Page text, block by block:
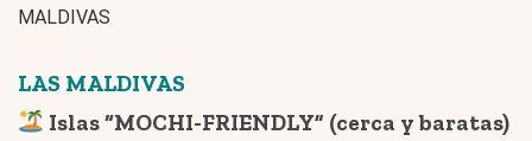
MALDIVAS
LAS MALDIVAS
Islas “MOCHI-FRIENDLY” (cerca y baratas)